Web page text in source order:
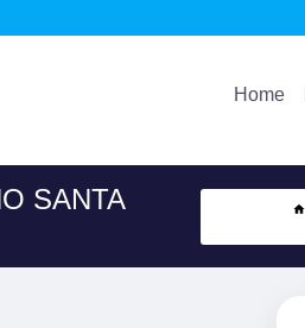
Home
SANTA